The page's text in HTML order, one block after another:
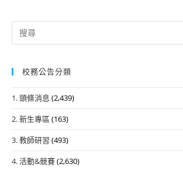
Search
for:
校務公告分類
1. 頭條消息 (2,439)
2. 新生專區 (163)
3. 教師研習 (493)
4. 活動&競賽(2,630)